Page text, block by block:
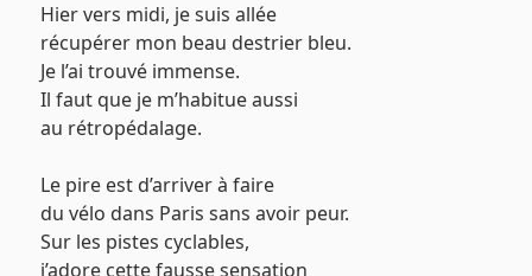
Hier vers midi, je suis allée
récupérer mon beau destrier bleu.
Je l’ai trouvé immense.
Il faut que je m’habitue aussi
au rétropédalage.
Le pire est d’arriver à faire
du vélo dans Paris sans avoir peur.
Sur les pistes cyclables,
j’adore cette fausse sensation